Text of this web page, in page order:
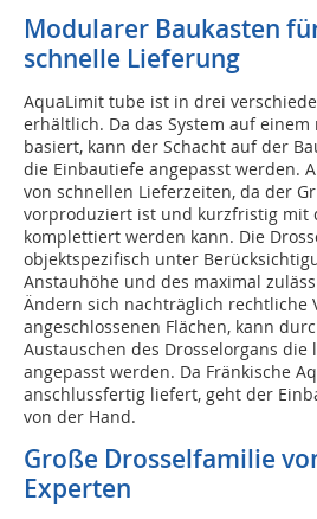
Modularer Baukasten
schnelle Lieferung
AquaLimit tube ist in drei
erhältlich. Da das System auf
basiert, kann der Schacht auf der
die Einbautiefe angepasst werden.
von schnellen Lieferzeiten, da der
vorproduziert ist und kurzfristig mit
komplettiert werden kann. Die
objektspezifisch unter
Anstauhöhe und des maximal
Ändern sich nachträglich rechtliche
angeschlossenen Flächen, kann
Austauschen des Drosselorgans
angepasst werden. Da Fränkische
anschlussfertig liefert, geht der
von der Hand.
Große Drosselfamilie
Experten